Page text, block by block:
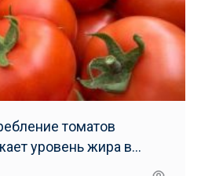
томатов
уровень жира в
нового исследования